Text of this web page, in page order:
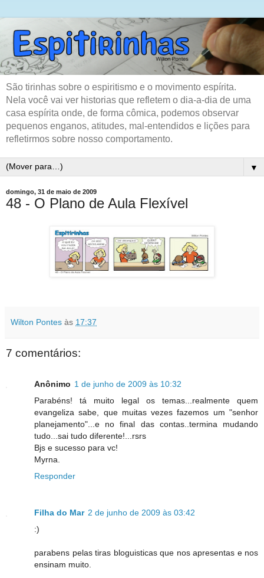
São tirinhas sobre o espiritismo e o movimento espírita.
Nela você vai ver historias que refletem o dia-a-dia de uma
casa espírita onde, de forma cômica, podemos observar
pequenos enganos, atitudes, mal-entendidos e lições para
refletirmos sobre nosso comportamento.
▼
domingo, 31 de maio de 2009
48 - O Plano de Aula Flexível
Wilton Pontes às 17:37
7 comentários:
Anônimo 1 de junho de 2009 às 10:32
Parabéns! tá muito legal os temas...realmente quem
evangeliza sabe, que muitas vezes fazemos um "senhor
planejamento"...e no final das contas..termina mudando
tudo...sai tudo diferente!...rsrs
Bjs e sucesso para vc!
Myrna.
Responder
Filha do Mar 2 de junho de 2009 às 03:42
:)
parabens pelas tiras bloguisticas que nos apresentas e nos
ensinam muito.